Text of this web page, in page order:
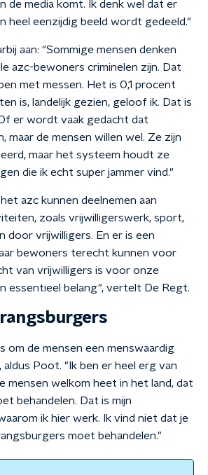
de media komt. Ik denk wel dat er
heel eenzijdig beeld wordt gedeeld."
aan: "Sommige mensen denken
azc-bewoners criminelen zijn. Dat
met messen. Het is 0,1 procent
is, landelijk gezien, geloof ik. Dat is
er wordt vaak gedacht dat
maar de mensen willen wel. Ze zijn
maar het systeem houdt ze
die ik echt super jammer vind."
azc kunnen deelnemen aan
zoals vrijwilligerswerk, sport,
door vrijwilligers. En er is een
bewoners terecht kunnen voor
van vrijwilligers is voor onze
essentieel belang", vertelt De Regt.
om de mensen een menswaardig
aldus Poot. "Ik ben er heel erg van
mensen welkom heet in het land, dat
behandelen. Dat is mijn
ik hier werk. Ik vind niet dat je
moet behandelen."